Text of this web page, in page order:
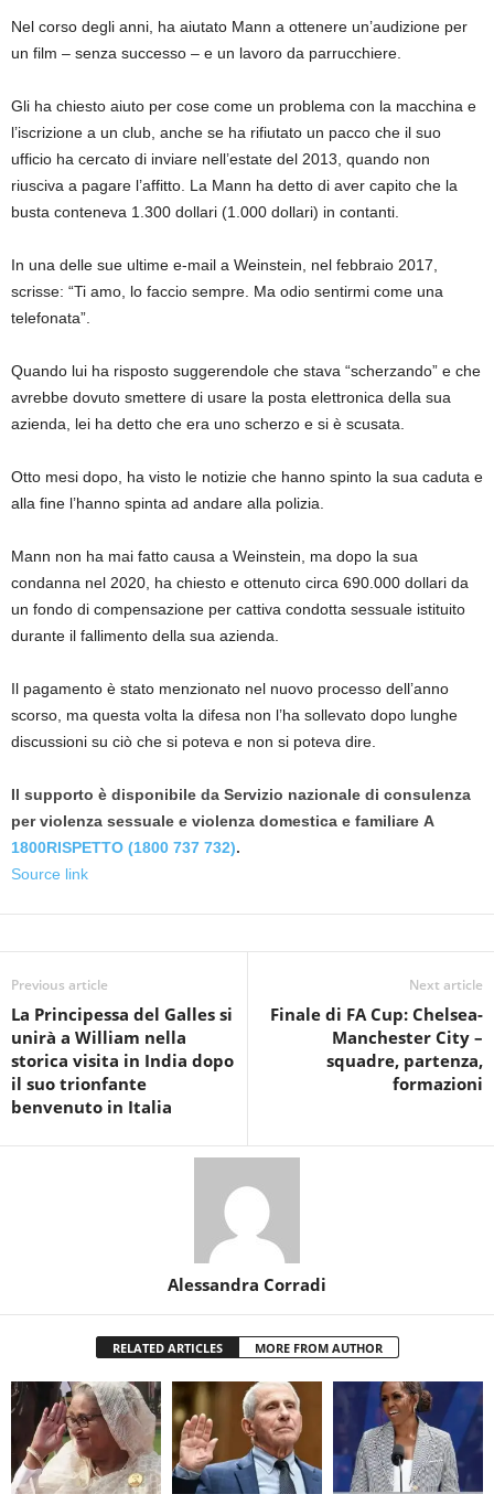
Nel corso degli anni, ha aiutato Mann a ottenere un’audizione per
un film – senza successo – e un lavoro da parrucchiere.
Gli ha chiesto aiuto per cose come un problema con la macchina e
l’iscrizione a un club, anche se ha rifiutato un pacco che il suo
ufficio ha cercato di inviare nell’estate del 2013, quando non
riusciva a pagare l’affitto. La Mann ha detto di aver capito che la
busta conteneva 1.300 dollari (1.000 dollari) in contanti.
In una delle sue ultime e-mail a Weinstein, nel febbraio 2017,
scrisse: “Ti amo, lo faccio sempre. Ma odio sentirmi come una
telefonata”.
Quando lui ha risposto suggerendole che stava “scherzando” e che
avrebbe dovuto smettere di usare la posta elettronica della sua
azienda, lei ha detto che era uno scherzo e si è scusata.
Otto mesi dopo, ha visto le notizie che hanno spinto la sua caduta e
alla fine l’hanno spinta ad andare alla polizia.
Mann non ha mai fatto causa a Weinstein, ma dopo la sua
condanna nel 2020, ha chiesto e ottenuto circa 690.000 dollari da
un fondo di compensazione per cattiva condotta sessuale istituito
durante il fallimento della sua azienda.
Il pagamento è stato menzionato nel nuovo processo dell’anno
scorso, ma questa volta la difesa non l’ha sollevato dopo lunghe
discussioni su ciò che si poteva e non si poteva dire.
Il supporto è disponibile da Servizio nazionale di consulenza
per violenza sessuale e violenza domestica e familiare A
1800RISPETTO (1800 737 732).
Source link
Previous article
La Principessa del Galles si
unirà a William nella
storica visita in India dopo
il suo trionfante
benvenuto in Italia
Next article
Finale di FA Cup: Chelsea-
Manchester City –
squadre, partenza,
formazioni
Alessandra Corradi
RELATED ARTICLES MORE FROM AUTHOR